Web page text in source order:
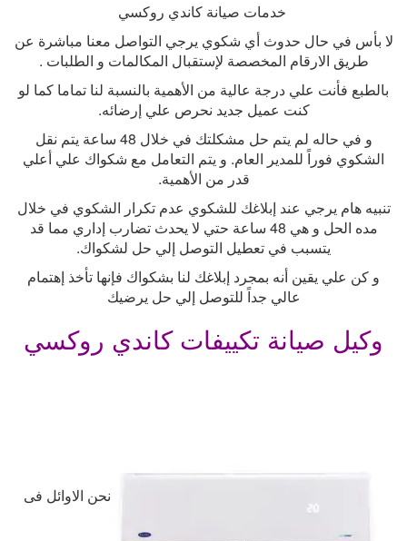
خدمات صيانة كاندي روكسي
لا بأس في حال حدوث أي شكوي يرجي التواصل معنا مباشرة عن
طريق الارقام المخصصة لإستقبال المكالمات و الطلبات .
بالطبع فأنت علي درجة عالية من الأهمية بالنسبة لنا تماما كما لو
كنت عميل جديد نحرص علي إرضائه.
و في حاله لم يتم حل مشكلتك في خلال 48 ساعة يتم نقل
الشكوي فوراً للمدير العام. و يتم التعامل مع شكواك علي أعلي
قدر من الأهمية.
تنبيه هام يرجي عند إبلاغك للشكوي عدم تكرار الشكوي في خلال
مده الحل و هي 48 ساعة حتي لا يحدث تضارب إداري مما قد
يتسبب في تعطيل التوصل إلي حل لشكواك.
و كن علي يقين أنه بمجرد إبلاغك لنا بشكواك فإنها تأخذ إهتمام
عالي جداً للتوصل إلي حل يرضيك
وكيل صيانة تكييفات كاندي روكسي
نحن الاوائل فى